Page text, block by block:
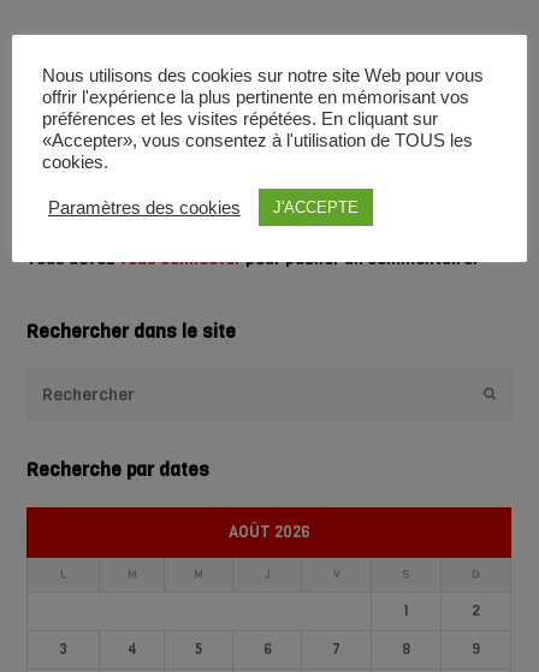
Tweet Partager
Vous devezvous connecterpour publier un commentaire.
Rechercher dans le site
Recherche par dates
AOÛT 2026
L M M J V S D
1
2
3
4 5 6 7 8
9
Nous utilisons des cookies sur notre site Web pour vous
offrir l'expérience la plus pertinente en mémorisant vos
préférences et les visites répétées. En cliquant sur
«Accepter», vous consentez à l'utilisation de TOUS les
cookies.
Paramètres des cookies J'ACCEPTE